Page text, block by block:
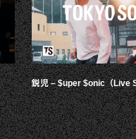
鋭児 – $uper $onic（Live